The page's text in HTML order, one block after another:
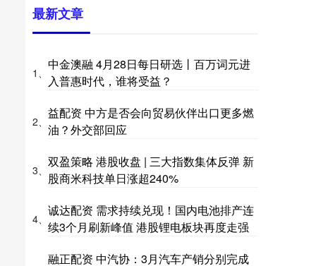
最新文章
1、
中金澳融 4月28日每日研选丨百万词元进
入普惠时代，谁将受益？
2、
益配资 中方是否会向贸易伙伴出口更多燃
油？外交部回应
3、
双盈策略 港股收盘 | 三大指数集体反弹 新
股商米科技单日涨超240%
4、
诚达配资 需求持续兑现！国内电池排产连
续3个月刷新峰值 港股锂电板块再度走强
融正配资 中汽协：3月汽车产销分别完成